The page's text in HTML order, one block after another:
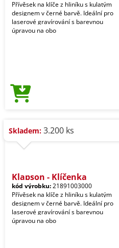
Přívěsek na klíče z hliníku s kulatým
designem v černé barvě. Ideální pro
laserové gravírování s barevnou
úpravou na obo
Skladem: 3.200 ks
Klapson - Klíčenka
kód výrobku:21891003000
Přívěsek na klíče z hliníku s kulatým
designem v černé barvě. Ideální pro
laserové gravírování s barevnou
úpravou na obo